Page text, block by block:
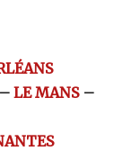
LE MANS –